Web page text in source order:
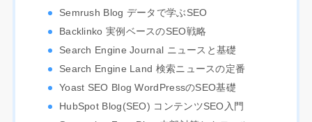
Semrush Blog データで学ぶSEO
Backlinko 実例ベースのSEO戦略
Search Engine Journal ニュースと基礎
Search Engine Land 検索ニュースの定番
Yoast SEO Blog WordPressのSEO基礎
HubSpot Blog(SEO) コンテンツSEO入門